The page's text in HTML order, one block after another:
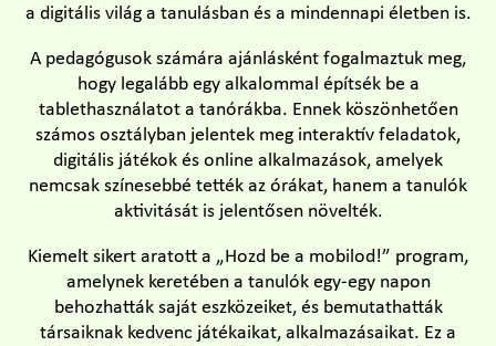
a digitális világ a tanulásban és a mindennapi életben is.
A pedagógusok számára ajánlásként fogalmaztuk meg,
hogy legalább egy alkalommal építsék be a
tablethasználatot a tanórákba. Ennek köszönhetően
számos osztályban jelentek meg interaktív feladatok,
digitális játékok és online alkalmazások, amelyek
nemcsak színesebbé tették az órákat, hanem a tanulók
aktivitását is jelentősen növelték.
Kiemelt sikert aratott a „Hozd be a mobilod!” program,
amelynek keretében a tanulók egy-egy napon
behozhatták saját eszközeiket, és bemutathatták
társaiknak kedvenc játékaikat, alkalmazásaikat. Ez a